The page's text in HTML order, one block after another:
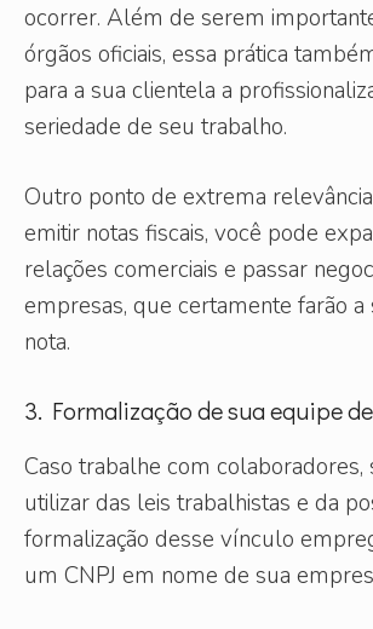
ocorrer. Além de serem
órgãos oficiais, essa prática
para a sua clientela a
seriedade de seu trabalho.
Outro ponto de extrema
emitir notas fiscais, você pode
relações comerciais e passar
empresas, que certamente farão a
nota.
3. Formalização de sua equipe
Caso trabalhe com colaboradores,
utilizar das leis trabalhistas e da
formalização desse vínculo
um CNPJ em nome de sua